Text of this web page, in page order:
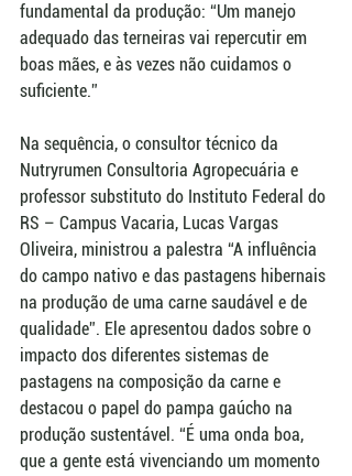
fundamental da produção: “Um manejo
adequado das terneiras vai repercutir em
boas mães, e às vezes não cuidamos o
suficiente.”
Na sequência, o consultor técnico da
Nutryrumen Consultoria Agropecuária e
professor substituto do Instituto Federal do
RS – Campus Vacaria, Lucas Vargas
Oliveira, ministrou a palestra “A influência
do campo nativo e das pastagens hibernais
na produção de uma carne saudável e de
qualidade”. Ele apresentou dados sobre o
impacto dos diferentes sistemas de
pastagens na composição da carne e
destacou o papel do pampa gaúcho na
produção sustentável. “É uma onda boa,
que a gente está vivenciando um momento